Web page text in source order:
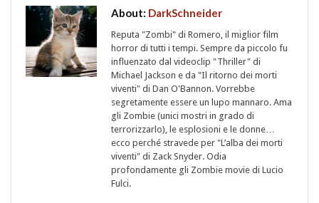
About: DarkSchneider
Reputa "Zombi" di Romero, il miglior film
horror di tutti i tempi. Sempre da piccolo fu
influenzato dal videoclip "Thriller" di
Michael Jackson e da "Il ritorno dei morti
viventi" di Dan O'Bannon. Vorrebbe
segretamente essere un lupo mannaro. Ama
gli Zombie (unici mostri in grado di
terrorizzarlo), le esplosioni e le donne…
ecco perché stravede per "L’alba dei morti
viventi" di Zack Snyder. Odia
profondamente gli Zombie movie di Lucio
Fulci.